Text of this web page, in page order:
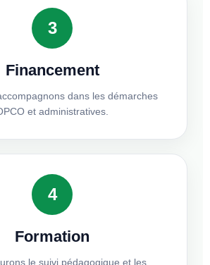
3
Financement
dans les démarches
et administratives.
4
Formation
le suivi pédagogique et les